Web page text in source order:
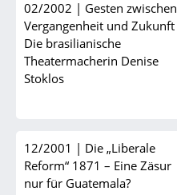
02/2002 | Gesten zwischen
Vergangenheit und Zukunft
Die brasilianische
Theatermacherin Denise
Stoklos
12/2001 | Die „Liberale
Reform“ 1871 – Eine Zäsur
nur für Guatemala?